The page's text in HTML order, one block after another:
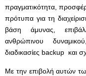
πραγματικότητα,
πρότυπα για τη
βάση άμυνας,
ανθρώπινου
διαδικασίες backup και
Με την επιβολή αυτών